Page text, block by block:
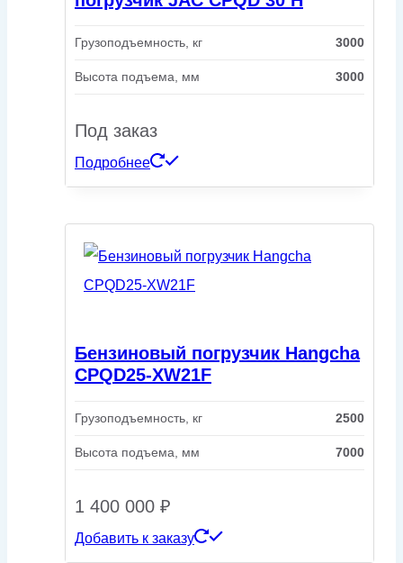
Грузоподъемность, кг 3000
Высота подъема, мм 3000
Под заказ
Подробнее
Бензиновый погрузчик Hangcha
CPQD25-XW21F
Грузоподъемность, кг 2500
Высота подъема, мм 7000
1 400 000 ₽
Добавить к заказу